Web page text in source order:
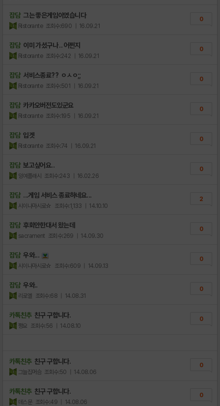
잡담 그는 좋은게임이였습니다
Ristorante 조회수:690 | 16.09.21
0
잡담 이미 가셨구나 .. 어쩐지
Ristorante 조회수:242 | 16.09.21
0
잡담 서비스종료?? ㅇㅅㅇ;;
Ristorante 조회수:501 | 16.09.21
0
잡담 카카오버전도있군요
Ristorante 조회수:195 | 16.09.21
0
잡담 입겟
Ristorante 조회수:74 | 16.09.21
0
잡담 보고싶어요..
잉여플래시 조회수:243 | 16.02.26
0
잡담 ...게임 서비스 종료하네요...
시이나마시로☆ 조회수:1,133 | 14.10.10
2
잡담 후회안한대서 왔는데
sacrament 조회수:269 | 14.09.30
0
잡담 우와...
시이나마시로☆ 조회수:609 | 14.09.13
0
잡담 우와..
리로엘 조회수:68 | 14.08.31
0
카톡친추 친구 구합니다.
쩡요 조회수:56 | 14.08.10
0
카톡친추 친구 구합니다.
그늘집머슴 조회수:50 | 14.08.06
0
카톡친추 친구 구합니다.
데스문 조회수:49 | 14.08.06
0